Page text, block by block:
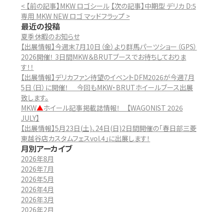
< 【前の記事】MKW ロゴシール 【次の記事】中期型 デリカ D:5
専用 MKW NEW ロゴ マッドフラップ >
最近の投稿
夏季休暇のお知らせ
【出展情報】今週末7月10日（金）より群馬パーツショー（GPS）
2026開催！ 3日間MKW＆BRUTブースでお待ちしておりま
す！！
【出展情報】デリカファン待望のイベントDFM2026が今週7月
5日（日）に開催！ 今回もMKW・BRUTホイールブース出展
致します。
MKW▲ホイール記事掲載誌情報！ 【WAGONIST 2026
JULY】
【出展情報】5月23日(土)、24日(日)2日間開催の「春日部三菱
東越谷店カスタムフェスvol.4」に出展します！
月別アーカイブ
2026年8月
2026年7月
2026年5月
2026年4月
2026年3月
2026年2月